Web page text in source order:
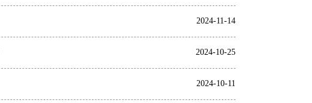
2024-11-14
2024-10-25
2024-10-11